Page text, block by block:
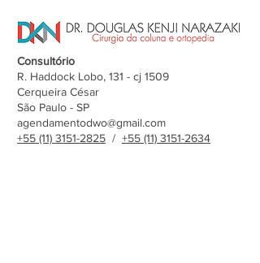
Consultório
R. Haddock Lobo, 131 - cj 1509
Cerqueira César
São Paulo - SP
agendamentodwo@gmail.com
+55 (11) 3151-2825 / +55 (11) 3151-2634